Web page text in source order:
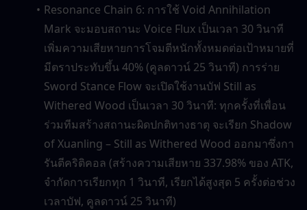
Resonance Chain 6: การใช้ Void Annihilation
Mark จะมอบสถานะ Voice Flux เป็นเวลา 30 วินาที
เพิ่มความเสียหายการโจมตีหนักทั้งหมดต่อเป้าหมายที่
มีตราประทับขึ้น 40% (คูลดาวน์ 25 วินาที) การร่าย
Sword Stance Flow จะเปิดใช้งานบัฟ Still as
Withered Wood เป็นเวลา 30 วินาที: ทุกครั้งที่เพื่อน
ร่วมทีมสร้างสถานะผิดปกติทางธาตุ จะเรียก Shadow
of Xuanling – Still as Withered Wood ออกมาซึ่งกา
รันตีคริติคอล (สร้างความเสียหาย 337.98% ของ ATK,
จำกัดการเรียกทุก 1 วินาที, เรียกได้สูงสุด 5 ครั้งต่อช่วง
เวลาบัฟ, คูลดาวน์ 25 วินาที)